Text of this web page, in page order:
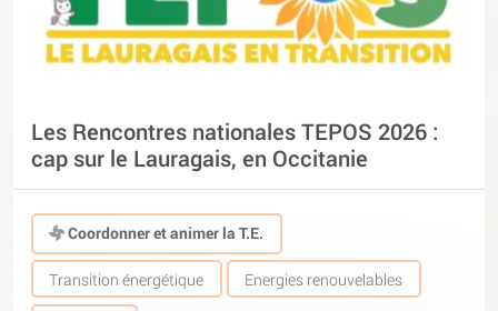
Les Rencontres nationales TEPOS 2026 :
cap sur le Lauragais, en Occitanie
Coordonner et animer la T.E.
Transition énergétique Energies renouvelables